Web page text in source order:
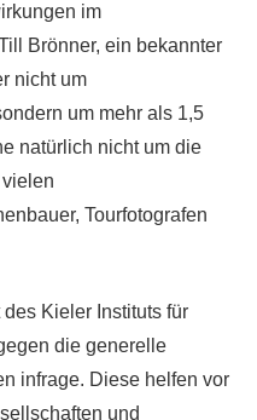
im
Brönner, ein bekannter
nicht um
um mehr als 1,5
natürlich nicht um die
Tourfotografen
Kieler Instituts für
die generelle
infrage. Diese helfen vor
und